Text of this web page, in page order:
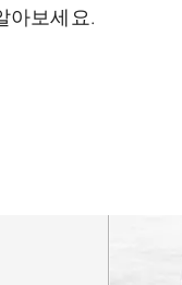
아보세요.